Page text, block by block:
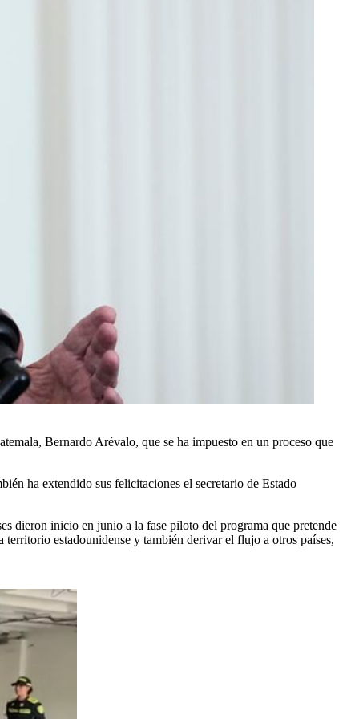
Bernardo Arévalo, que se ha impuesto en un proceso que
ha extendido sus felicitaciones el secretario de Estado
dieron inicio en junio a la fase piloto del programa que pretende
estadounidense y también derivar el flujo a otros países,